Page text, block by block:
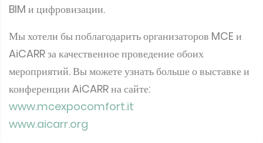
ProdBIM с удовольствием встретились с делегатами,
промышленности, чтобы обсудить работу ассоциации,
сбор данных и отчеты, а также услуги по поддержке
BIM и цифровизации.
Мы хотели бы поблагодарить организаторов MCE и
AiCARR за качественное проведение обоих